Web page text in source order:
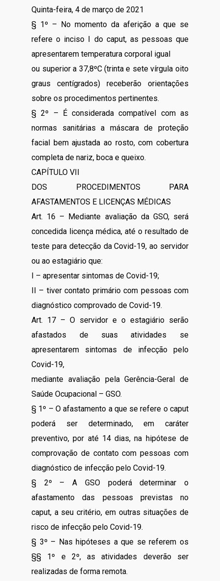
Quinta-feira, 4 de março de 2021
§ 1º – No momento da aferição a que se
refere o inciso I do caput, as pessoas que
apresentarem temperatura corporal igual
ou superior a 37,8ºC (trinta e sete vírgula oito
graus centígrados) receberão orientações
sobre os procedimentos pertinentes.
§ 2º – É considerada compatível com as
normas sanitárias a máscara de proteção
facial bem ajustada ao rosto, com cobertura
completa de nariz, boca e queixo.
CAPÍTULO VII
DOS PROCEDIMENTOS PARA
AFASTAMENTOS E LICENÇAS MÉDICAS
Art. 16 – Mediante avaliação da GSO, será
concedida licença médica, até o resultado de
teste para detecção da Covid-19, ao servidor
ou ao estagiário que:
I – apresentar sintomas de Covid-19;
II – tiver contato primário com pessoas com
diagnóstico comprovado de Covid-19.
Art. 17 – O servidor e o estagiário serão
afastados de suas atividades se
apresentarem sintomas de infecção pelo
Covid-19,
mediante avaliação pela Gerência-Geral de
Saúde Ocupacional – GSO.
§ 1º – O afastamento a que se refere o caput
poderá ser determinado, em caráter
preventivo, por até 14 dias, na hipótese de
comprovação de contato com pessoas com
diagnóstico de infecção pelo Covid-19.
§ 2º – A GSO poderá determinar o
afastamento das pessoas previstas no
caput, a seu critério, em outras situações de
risco de infecção pelo Covid-19.
§ 3º – Nas hipóteses a que se referem os
§§ 1º e 2º, as atividades deverão ser
realizadas de forma remota.